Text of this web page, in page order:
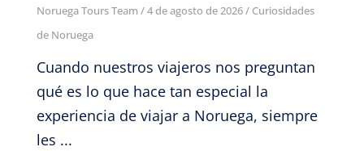
Noruega Tours Team /4 de agosto de 2026/ Curiosidades
de Noruega
Cuando nuestros viajeros nos preguntan
qué es lo que hace tan especial la
experiencia de viajar a Noruega, siempre
les ...